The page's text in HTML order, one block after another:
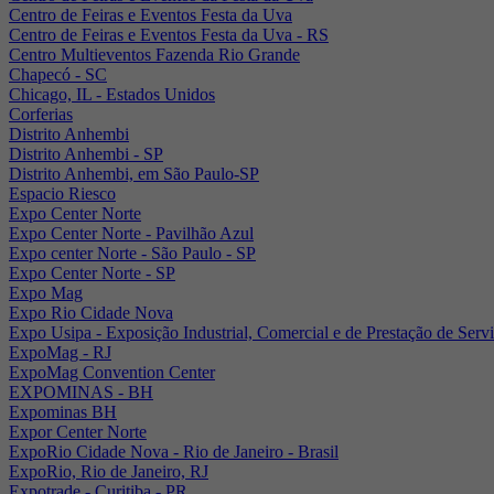
Centro de Feiras e Eventos Festa da Uva
Centro de Feiras e Eventos Festa da Uva - RS
Centro Multieventos Fazenda Rio Grande
Chapecó - SC
Chicago, IL - Estados Unidos
Corferias
Distrito Anhembi
Distrito Anhembi - SP
Distrito Anhembi, em São Paulo-SP
Espacio Riesco
Expo Center Norte
Expo Center Norte - Pavilhão Azul
Expo center Norte - São Paulo - SP
Expo Center Norte - SP
Expo Mag
Expo Rio Cidade Nova
Expo Usipa - Exposição Industrial, Comercial e de Prestação de
ExpoMag - RJ
ExpoMag Convention Center
EXPOMINAS - BH
Expominas BH
Expor Center Norte
ExpoRio Cidade Nova - Rio de Janeiro - Brasil
ExpoRio, Rio de Janeiro, RJ